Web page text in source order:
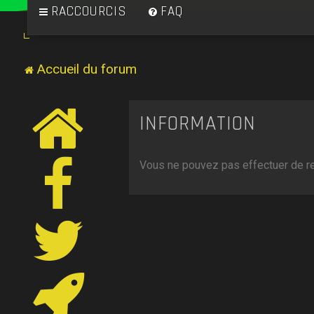
RACCOURCIS FAQ
Accueil du forum
INFORMATION
Vous ne pouvez pas effectuer de